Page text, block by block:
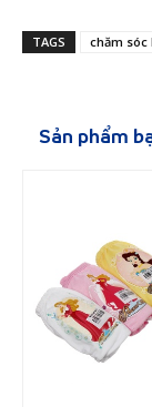
TAGS chăm sóc
Sản phẩm